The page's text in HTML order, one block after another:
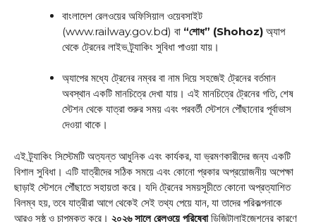
বাংলাদেশ রেলওয়ের অফিসিয়াল ওয়েবসাইট
(www.railway.gov.bd) বা “শোধ” (Shohoz)অ্যাপ
থেকে ট্রেনের লাইভ ট্র্যাকিং সুবিধা পাওয়া যায়।
অ্যাপের মধ্যে ট্রেনের নম্বর বা নাম দিয়ে সহজেই ট্রেনের বর্তমান
অবস্থান একটি মানচিত্রে দেখা যায়। এই মানচিত্রে ট্রেনের গতি, শেষ
স্টেশন থেকে যাত্রা শুরুর সময় এবং পরবর্তী স্টেশনে পৌঁছানোর পূর্বাভাস
দেওয়া থাকে।
এই ট্র্যাকিং সিস্টেমটি অত্যন্ত আধুনিক এবং কার্যকর, যা ভ্রমণকারীদের জন্য একটি
বিশাল সুবিধা। এটি যাত্রীদের সঠিক সময়ে এবং কোনো প্রকার অপ্রয়োজনীয় অপেক্ষা
ছাড়াই স্টেশনে পৌঁছাতে সহায়তা করে। যদি ট্রেনের সময়সূচীতে কোনো অপ্রত্যাশিত
বিলম্ব হয়, তবে যাত্রীরা আগে থেকেই সেই তথ্য পেয়ে যান, যা তাদের পরিকল্পনাকে
আরও সুষ্ঠু ও চাপমুক্ত করে। ২০২৬ সালে রেলওয়ে পরিষেবাডিজিটালাইজেশনের কারণে